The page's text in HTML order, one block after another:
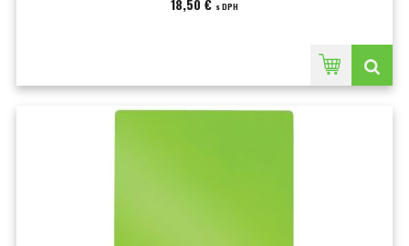
18,50 € s DPH